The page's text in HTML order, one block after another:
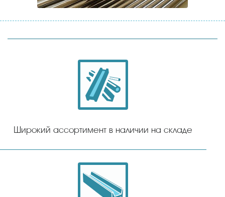
Широкий ассортимент в наличии на складе